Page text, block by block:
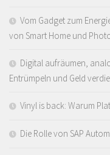
Vom Gadget zum
von Smart Home und
Digital aufräumen,
Entrümpeln und Geld
Vinyl is back: Warum
Die Rolle von SAP